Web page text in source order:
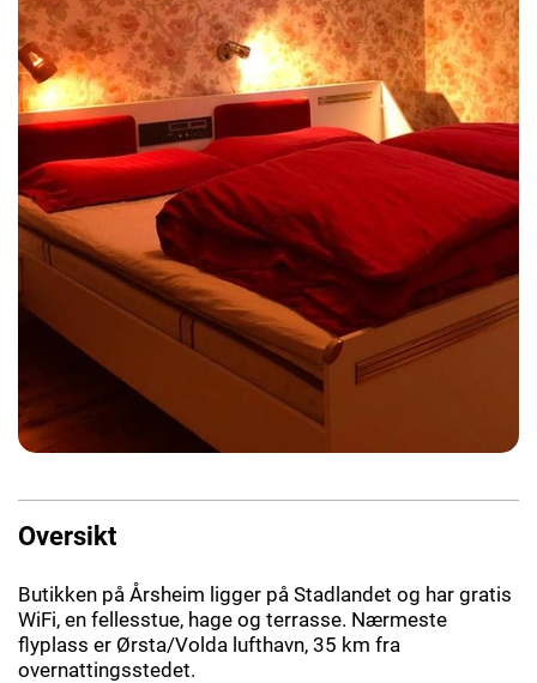
Oversikt
Butikken på Årsheim ligger på Stadlandet og har gratis
WiFi, en fellesstue, hage og terrasse. Nærmeste
flyplass er Ørsta/Volda lufthavn, 35 km fra
overnattingsstedet.